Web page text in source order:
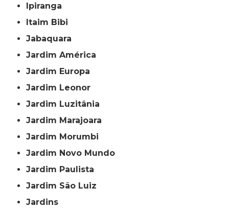
Ipiranga
Itaim Bibi
Jabaquara
Jardim América
Jardim Europa
Jardim Leonor
Jardim Luzitânia
Jardim Marajoara
Jardim Morumbi
Jardim Novo Mundo
Jardim Paulista
Jardim São Luiz
Jardins